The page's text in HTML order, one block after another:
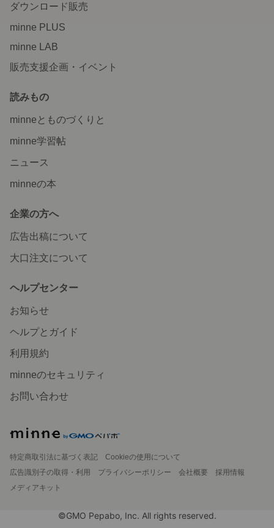
ダウンロード販売
minne PLUS
minne LAB
販売支援企画・イベント
読みもの
minneとものづくりと
minne学習帖
ニュース
minneの本
企業の方へ
広告出稿について
大口注文について
ヘルプセンター
お知らせ
ヘルプとガイド
利用規約
minneのセキュリティ
お問い合わせ
特定商取引法に基づく表記
Cookieの使用について
広告識別子の取得・利用
プライバシーポリシー 会社概要
採用情報
メディアキット
©GMO Pepabo, Inc. All rights reserved.